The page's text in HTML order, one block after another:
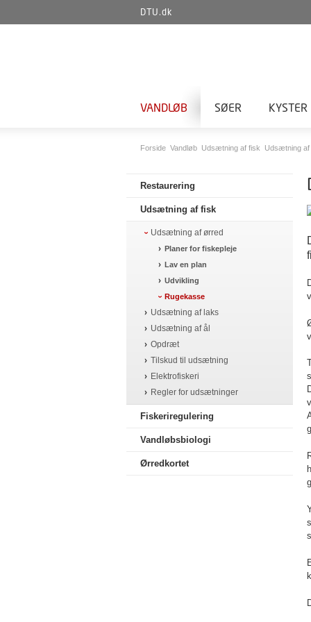
DTU.dk
VANDLØB SØER KYSTER
Forside Vandløb Udsætning af fisk Udsætning
Restaurering
Udsætning af fisk
Udsætning af ørred
Planer for fiskepleje
Lav en plan
Udvikling
Rugekasse
Udsætning af laks
Udsætning af ål
Opdræt
Tilskud til udsætning
Elektrofiskeri
Regler for udsætninger
Fiskeriregulering
Vandløbsbiologi
Ørredkortet